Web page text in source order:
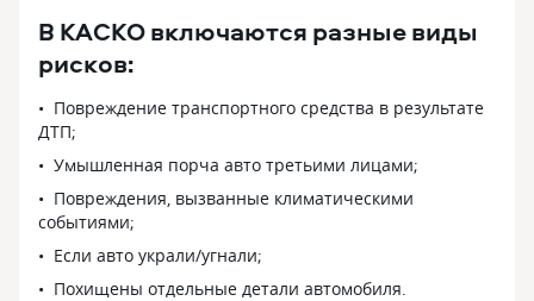
В КАСКО включаются разные виды
рисков:
Повреждение транспортного средства в результате
ДТП;
Умышленная порча авто третьими лицами;
Повреждения, вызванные климатическими
событиями;
Если авто украли/угнали;
Похищены отдельные детали автомобиля.